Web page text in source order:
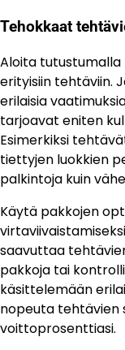
Tehokkaat
Aloita
erityisiin tehtäviin.
erilaisia
tarjoavat eniten
Esimerkiksi
tiettyjen luokkien
palkintoja kuin
Käytä pakkojen
saavuttaa
pakkoja tai
käsittelemään
nopeuta tehtävien
voittoprosenttiasi.